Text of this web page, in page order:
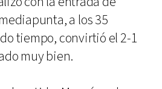
a los 35
tiempo, convirtió el 2-1
muy bien.